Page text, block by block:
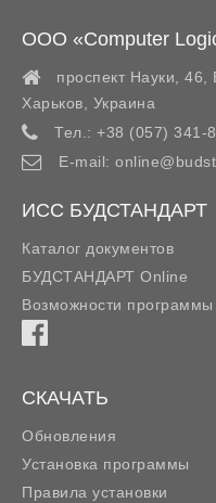
ООО «Computer
проспект Науки, 46,
Харьков
Украина
Тел.: +38 (057) 341-
E-mail:
ИСС БУДСТАНДАРТ
Каталог документов
БУДСТАНДАРТ Online
Возможности программы
СКАЧАТЬ
Обновления
Установка программы
Правила установки